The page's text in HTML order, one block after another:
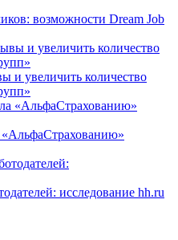
возможности Dream Job
и увеличить количество
«АльфаСтрахованию»
исследование hh.ru